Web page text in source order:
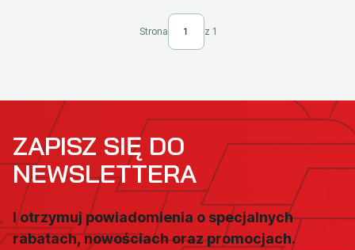
Strona z 1
ZAPISZ SIĘ DO
NEWSLETTERA
I otrzymuj powiadomienia o specjalnych
rabatach, nowościach oraz promocjach.